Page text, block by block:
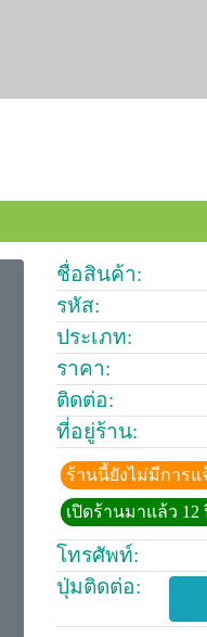
ชื่อสินค้า:
รหัส:
ประเภท:
ราคา:
ติดต่อ:
ที่อยู่ร้าน:
ร้านนี้ยังไม่มีการแ
เปิดร้านมาแล้ว 12
โทรศัพท์:
ปุ่มติดต่อ: